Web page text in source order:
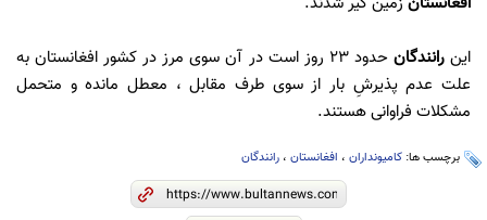
اینرانندگان
حدود 23 روز است در آن سوی مرز در کشور افغانستان به
علت عدم پذیرشِ بار از سوی طرف مقابل ، معطل مانده و متحمل
مشکلات فراوانی هستند.
برچسب ها: کامیونداران ، افغانستان ، رانندگان